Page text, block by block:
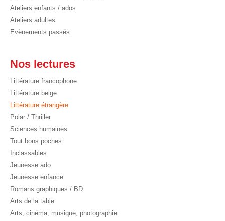
Ateliers enfants / ados
Ateliers adultes
Evènements passés
Nos lectures
Littérature francophone
Littérature belge
Littérature étrangère
Polar / Thriller
Sciences humaines
Tout bons poches
Inclassables
Jeunesse ado
Jeunesse enfance
Romans graphiques / BD
Arts de la table
Arts, cinéma, musique, photographie